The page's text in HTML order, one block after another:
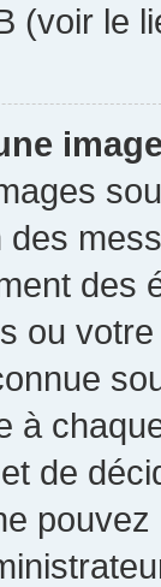
(voir le
des
des
ou
à
de
pouvez